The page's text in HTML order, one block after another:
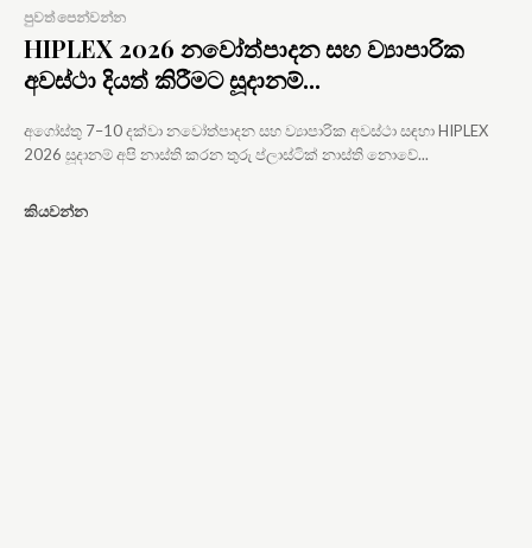
පුවත් පෙන්වන්න
HIPLEX 2026 නවෝත්පාදන සහ ව්‍යාපාරික
අවස්ථා දියත් කිරීමට සූදානම්...
අගෝස්තු 7–10 දක්වා නවෝත්පාදන සහ ව්‍යාපාරික අවස්ථා සඳහා HIPLEX
2026 සූදානම් අපි නාස්ති කරන තුරු ප්ලාස්ටික් නාස්ති නොවේ...
කියවන්න